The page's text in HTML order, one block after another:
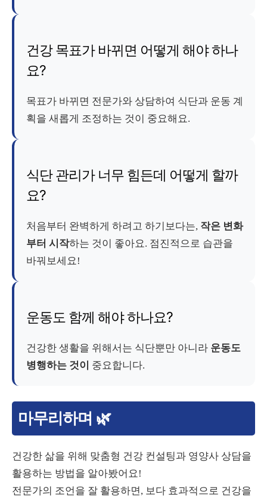
건강 목표가 바뀌면 어떻게 해야 하나
요?
목표가 바뀌면 전문가와 상담하여 식단과 운동 계
획을 새롭게 조정하는 것이 중요해요.
식단 관리가 너무 힘든데 어떻게 할까
요?
처음부터 완벽하게 하려고 하기보다는, 작은 변화
부터 시작하는 것이 좋아요. 점진적으로 습관을
바꿔보세요!
운동도 함께 해야 하나요?
건강한 생활을 위해서는 식단뿐만 아니라 운동도
병행하는 것이
중요합니다.
마무리하며 🌿
건강한 삶을 위해 맞춤형 건강 컨설팅과 영양사 상담을
활용하는 방법을 알아봤어요!
전문가의 조언을 잘 활용하면, 보다 효과적으로 건강을